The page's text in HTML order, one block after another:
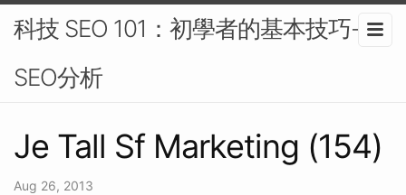
科技 SEO 101：初學者的基本技巧-
SEO分析
Je Tall Sf Marketing (154)
Aug 26, 2013